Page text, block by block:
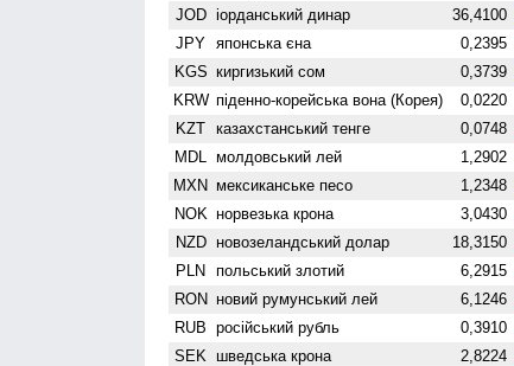
JOD іорданський динар 36,4100
JPY японська єна 0,2395
KGS киргизький сом 0,3739
KRW піденно-корейська вона (Корея) 0,0220
KZT казахстанський тенге 0,0748
MDL молдовський лей 1,2902
MXN мексиканське песо 1,2348
NOK норвезька крона 3,0430
NZD ново­зеландський долар 18,3150
PLN польський злотий 6,2915
RON новий румунський лей 6,1246
RUB російський рубль 0,3910
SEK шведська крона 2,8224